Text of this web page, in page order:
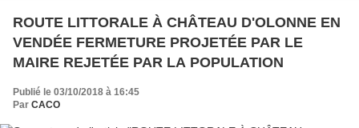
ROUTE LITTORALE À CHÂTEAU D'OLONNE EN
VENDÉE FERMETURE PROJETÉE PAR LE
MAIRE REJETÉE PAR LA POPULATION
Publié le 03/10/2018 à 16:45
Par CACO